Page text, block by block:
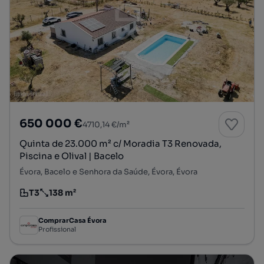
650 000 €4710,14 €/m²
Quinta de 23.000 m² c/ Moradia T3 Renovada,
Piscina e Olival | Bacelo
Évora, Bacelo e Senhora da Saúde, Évora, Évora
Tipologia
T3
Preço por metro quadrado
138 m²
ComprarCasa Évora
Profissional